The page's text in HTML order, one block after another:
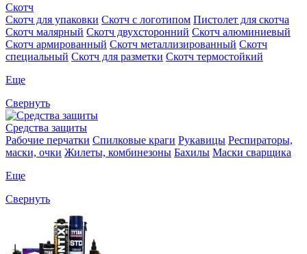
Скотч
Скотч для упаковки Скотч с логотипом Пистолет для скотча
Скотч малярный Скотч двухсторонний Скотч алюминиевый
Скотч армированный Скотч металлизированный Скотч
специальный Скотч для разметки Скотч термостойкий
Еще
Свернуть
Средства защиты
Рабочие перчатки Спилковые краги Рукавицы Респираторы,
маски, очки Жилеты, комбинезоны Бахилы Маски сварщика
Еще
Свернуть